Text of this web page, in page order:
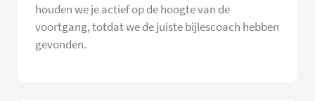
houden we je actief op de hoogte van de
voortgang, totdat we de juiste bijlescoach hebben
gevonden.